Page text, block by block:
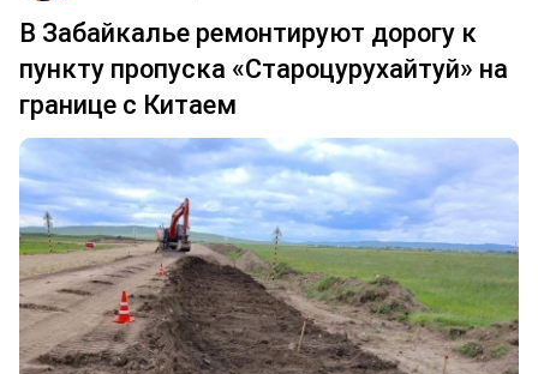
В Забайкалье ремонтируют дорогу к
пункту пропуска «Староцурухайтуй» на
границе с Китаем